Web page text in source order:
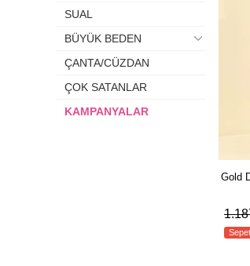
SUAL
BÜYÜK BEDEN
ÇANTA/CÜZDAN
ÇOK SATANLAR
KAMPANYALAR
Gold